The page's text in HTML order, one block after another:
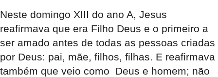
Neste domingo XIII do ano A, Jesus
reafirmava que era Filho Deus e o primeiro a
ser amado antes de todas as pessoas criadas
por Deus: pai, mãe, filhos, filhas. E reafirmava
também que veio como Deus e homem; não